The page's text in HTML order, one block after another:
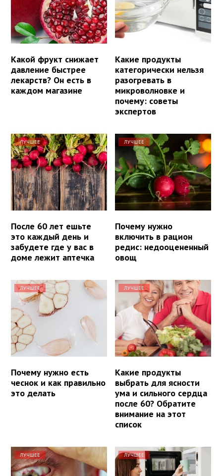
Какой фрукт снижает
давление быстрее
лекарств? Он есть в
каждом магазине
Какие продукты
категорически нельзя
разогревать в
микроволновке и
почему: советы
экспертов
ЛУЧШЕЕ
После 60 лет ешьте
это каждый день и
забудете где у вас в
доме лежит аптечка
ЛУЧШЕЕ
Почему нужно
включить в рацион
редис: недооцененный
овощ
ЛУЧШЕЕ
Почему нужно есть
чеснок и как правильно
это делать
ЛУЧШЕЕ
Какие продукты
выбрать для ясности
ума и сильного сердца
после 60? Обратите
внимание на этот
список
ЛУЧШЕЕ ЛУЧШЕЕ